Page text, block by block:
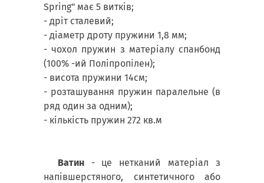
Spring" має 5 витків;
- дріт сталевий;
- діаметр дроту пружини 1,8 мм;
- чохол пружин з матеріалу спанбонд
(100% -ий Поліпропілен);
- висота пружини 14см;
- розташування пружин паралельне (в
ряд один за одним);
- кількість пружин 272 кв.м
Ватин - це нетканий матеріал з
напівшерстяного, синтетичного або